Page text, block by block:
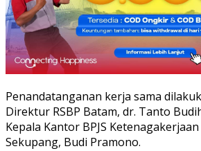
Penandatanganan kerja sama
Direktur RSBP Batam, dr. Tanto
Kepala Kantor BPJS
Sekupang, Budi Pramono.